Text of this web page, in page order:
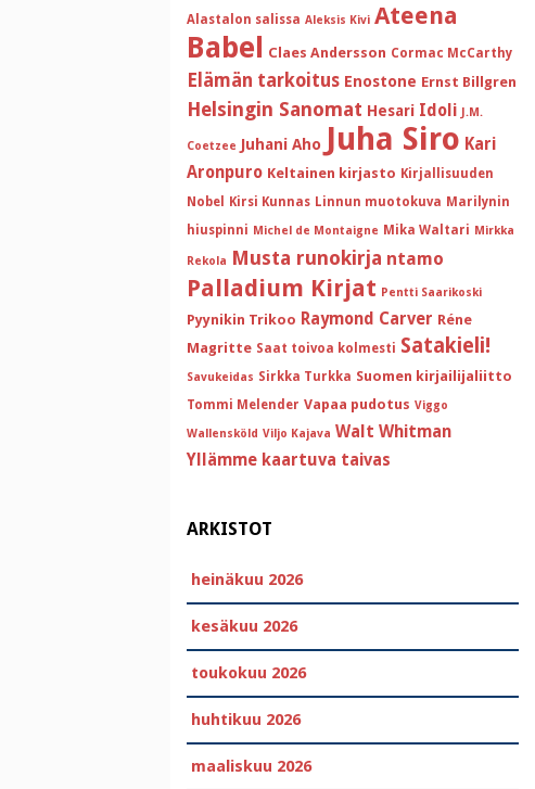
Alastalon salissa Aleksis Kivi Ateena
Babel Claes Andersson Cormac McCarthy
Elämän tarkoitus Enostone Ernst Billgren
Helsingin Sanomat Hesari Idoli J.M.
Coetzee Juhani Aho Juha Siro Kari
Aronpuro Keltainen kirjasto Kirjallisuuden
Nobel
Kirsi Kunnas Linnun muotokuva Marilynin
hiuspinni Michel de Montaigne Mika Waltari Mirkka
Rekola Musta runokirja ntamo
Palladium Kirjat Pentti Saarikoski
Pyynikin Trikoo Raymond Carver Réne
Magritte Saat toivoa kolmesti Satakieli!
Savukeidas Sirkka Turkka Suomen kirjailijaliitto
Tommi Melender Vapaa pudotus Viggo
Wallensköld Viljo Kajava Walt Whitman
Yllämme kaartuva taivas
ARKISTOT
heinäkuu 2026
kesäkuu 2026
toukokuu 2026
huhtikuu 2026
maaliskuu 2026